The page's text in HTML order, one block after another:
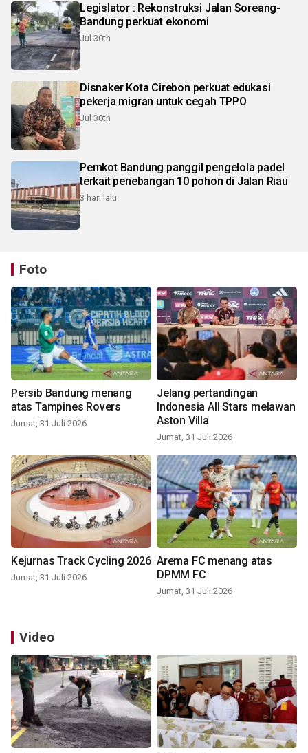
Legislator : Rekonstruksi Jalan Soreang-
Bandung perkuat ekonomi
Jul 30th
Disnaker Kota Cirebon perkuat edukasi
pekerja migran untuk cegah TPPO
Jul 30th
Pemkot Bandung panggil pengelola padel
terkait penebangan 10 pohon di Jalan Riau
3 hari lalu
Foto
Persib Bandung menang
atas Tampines Rovers
Jumat, 31 Juli 2026
Jelang pertandingan
Indonesia All Stars melawan
Aston Villa
Jumat, 31 Juli 2026
Kejurnas Track Cycling 2026
Jumat, 31 Juli 2026
Arema FC menang atas
DPMM FC
Jumat, 31 Juli 2026
Video